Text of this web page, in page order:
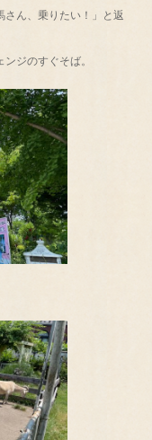
さん、乗りたい！」と返
ジのすぐそば。